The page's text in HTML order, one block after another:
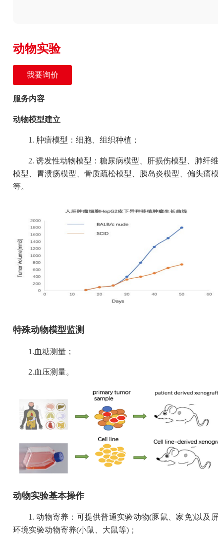
动物实验
我要询价
服务内容
动物模型建立
1. 肿瘤模型：细胞、组织种植；
2. 诱发性动物模型：糖尿病模型、肝损伤模型、肺纤维
模型、胃溃疡模型、骨质疏松模型、胰岛炎模型、偏头痛模
等。
特殊动物模型监测
1.血糖测量；
2.血压测量。
动物实验基本操作
1. 动物寄养：可提供普通实验动物(豚鼠、家免)以及屏
环境实验动物寄养(小鼠、大鼠等)；